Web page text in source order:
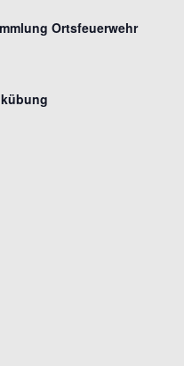
Ortsfeuerwehr